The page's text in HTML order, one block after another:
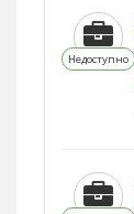
Недоступно